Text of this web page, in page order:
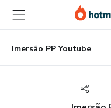
para
conteúdo
principal
para
pagamento
para
rodapé
Imersão PP Youtube